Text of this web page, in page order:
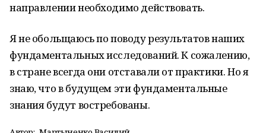
направлении необходимо действовать.
Я не обольщаюсь по поводу результатов наших
фундаментальных исследований. К сожалению,
в стране всегда они отставали от практики. Но я
знаю, что в будущем эти фундаментальные
знания будут востребованы.